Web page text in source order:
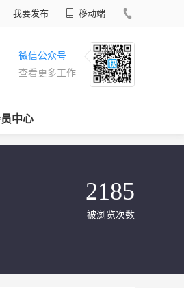
我要发布 移动端
微信公众号
查看更多工作
中心
2185
被浏览次数